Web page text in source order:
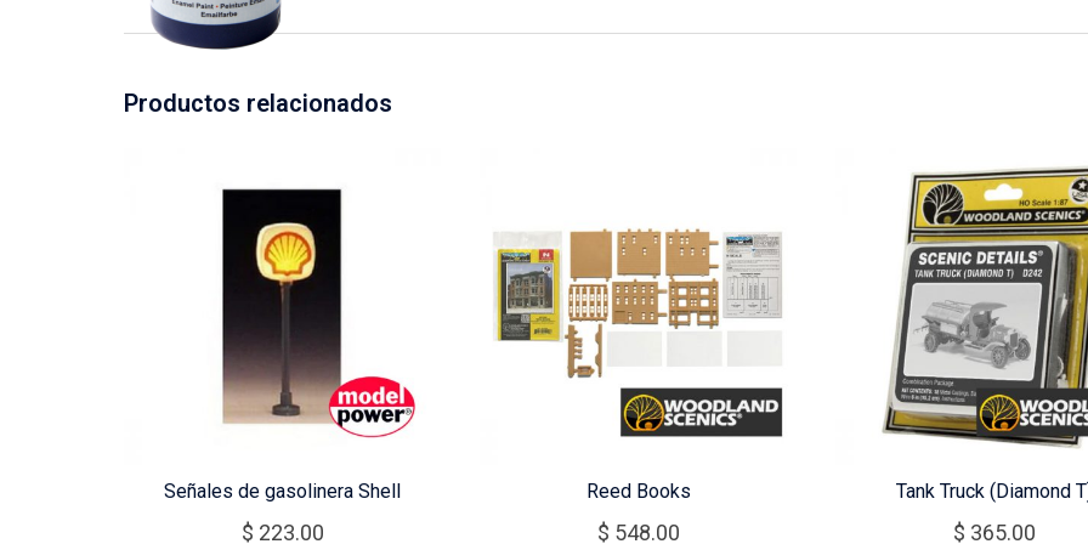
Productos relacionados
Señales de gasolinera Shell
$ 223.00
Reed Books
$ 548.00
Tank Truck (Diamond
$ 365.00